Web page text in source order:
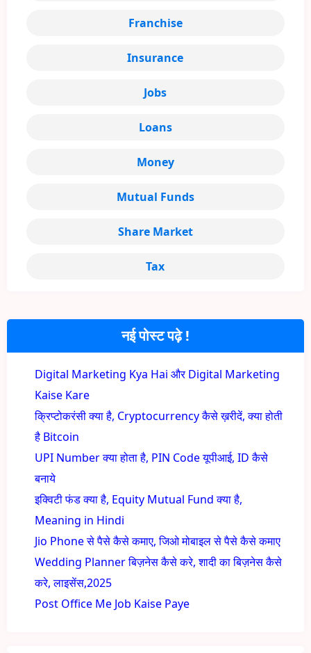
नई पोस्ट पढ़े !
Digital Marketing Kya Hai और Digital Marketing
Kaise Kare
क्रिप्टोकरंसी क्या है, Cryptocurrency कैसे ख़रीदें, क्या होती
है Bitcoin
UPI Number क्या होता है, PIN Code यूपीआई, ID कैसे
बनाये
इक्विटी फंड क्या है, Equity Mutual Fund क्या है,
Meaning in Hindi
Jio Phone से पैसे कैसे कमाए, जिओ मोबाइल से पैसे कैसे कमाए
Wedding Planner बिज़नेस कैसे करे, शादी का बिज़नेस कैसे
करे, लाइसेंस,2025
Post Office Me Job Kaise Paye
Franchise
Insurance
Jobs
Loans
Money
Mutual Funds
Share Market
Tax